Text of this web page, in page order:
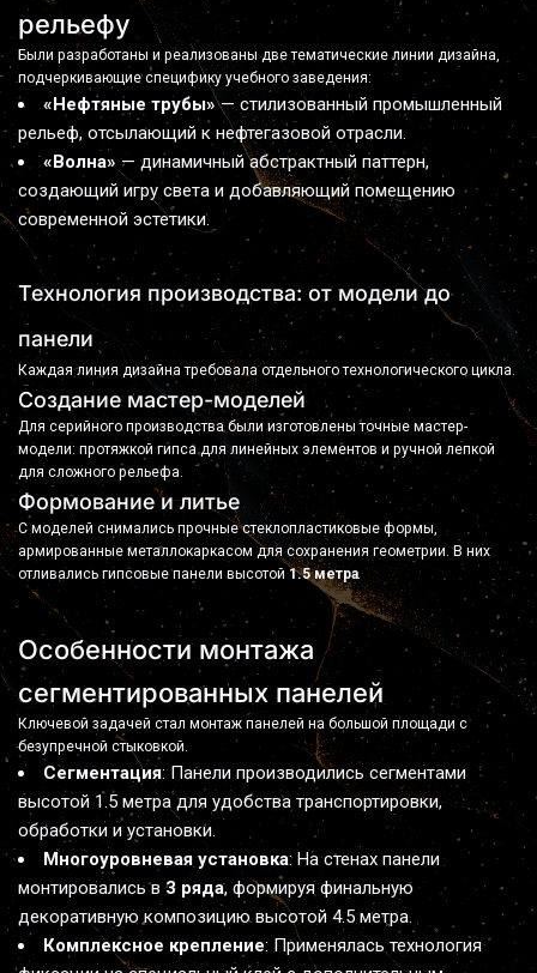
рельефу
Были разработаны и реализованы две тематические линии дизайна,
подчеркивающие специфику учебного заведения:
«Нефтяные трубы» — стилизованный промышленный
рельеф, отсылающий к нефтегазовой отрасли.
«Волна» — динамичный абстрактный паттерн,
создающий игру света и добавляющий помещению
современной эстетики.
Технология производства: от модели до
панели
Каждая линия дизайна требовала отдельного технологического цикла.
Создание мастер-моделей
Для серийного производства были изготовлены точные мастер-
модели: протяжкой гипса для линейных элементов и ручной лепкой
для сложного рельефа.
Формование и литье
С моделей снимались прочные стеклопластиковые формы,
армированные металлокаркасом для сохранения геометрии. В них
отливались гипсовые панели высотой 1.5 метра.
Особенности монтажа
сегментированных панелей
Ключевой задачей стал монтаж панелей на большой площади с
безупречной стыковкой.
Сегментация: Панели производились сегментами
высотой 1.5 метра для удобства транспортировки,
обработки и установки.
Многоуровневая установка: На стенах панели
монтировались в 3 ряда, формируя финальную
декоративную композицию высотой 4.5 метра.
Комплексное крепление: Применялась технология